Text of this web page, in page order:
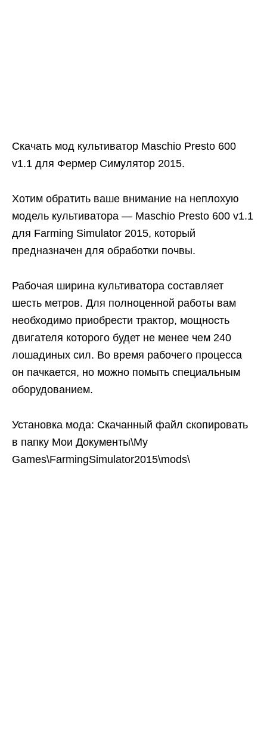
Скачать мод культиватор Maschio Presto 600
v1.1 для Фермер Симулятор 2015.
Хотим обратить ваше внимание на неплохую
модель культиватора — Maschio Presto 600 v1.1
для Farming Simulator 2015, который
предназначен для обработки почвы.
Рабочая ширина культиватора составляет
шесть метров. Для полноценной работы вам
необходимо приобрести трактор, мощность
двигателя которого будет не менее чем 240
лошадиных сил. Во время рабочего процесса
он пачкается, но можно помыть специальным
оборудованием.
Установка мода: Скачанный файл скопировать
в папку Мои Документы\My
Games\FarmingSimulator2015\mods\